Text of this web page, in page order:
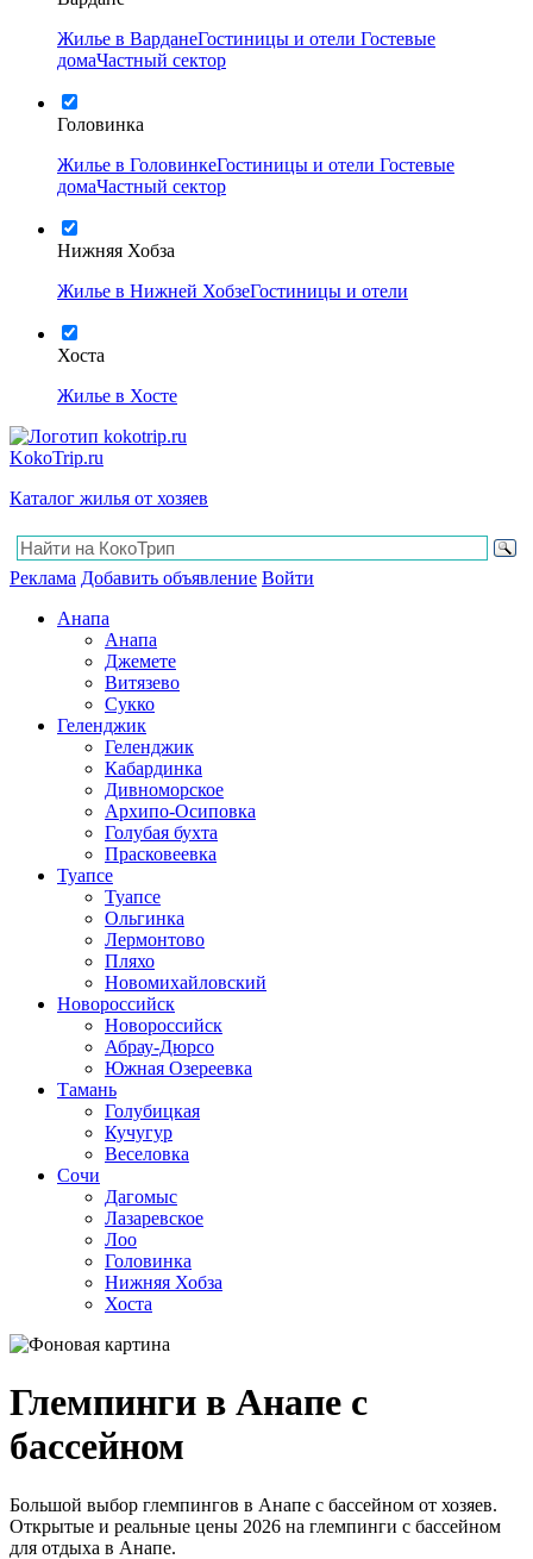
Жилье в ВарданеГостиницы и отели Гостевые
домаЧастный сектор
Головинка
Жилье в ГоловинкеГостиницы и отели Гостевые
домаЧастный сектор
Нижняя Хобза
Жилье в Нижней ХобзеГостиницы и отели
Хоста
Жилье в Хосте
KokoTrip.ru
Каталог жилья от хозяев
Реклама Добавить объявление Войти
Анапа
Анапа
Джемете
Витязево
Сукко
Геленджик
Геленджик
Кабардинка
Дивноморское
Архипо-Осиповка
Голубая бухта
Прасковеевка
Туапсе
Туапсе
Ольгинка
Лермонтово
Пляхо
Новомихайловский
Новороссийск
Новороссийск
Абрау-Дюрсо
Южная Озереевка
Тамань
Голубицкая
Кучугур
Веселовка
Сочи
Дагомыс
Лазаревское
Лоо
Головинка
Нижняя Хобза
Хоста
Глемпинги в Анапе с
бассейном
Большой выбор глемпингов в Анапе с бассейном от хозяев.
Открытые и реальные цены 2026 на глемпинги с бассейном
для отдыха в Анапе.